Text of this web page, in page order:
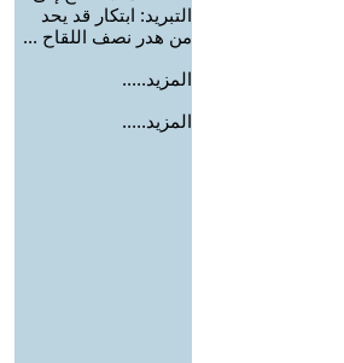
التبريد: ابتكار قد يحد
من هدر نصف اللقاح ...
المزيد.....
المزيد.....